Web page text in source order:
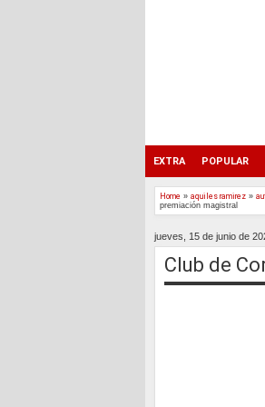
EXTRA POPULAR
Home » aquiles ramirez »
premiación magistral
jueves, 15 de junio de
Club de